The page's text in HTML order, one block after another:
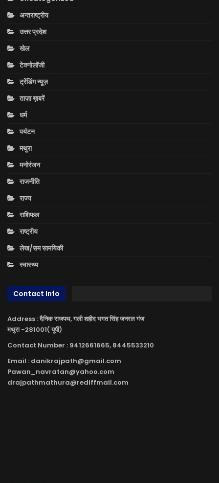
अन्तराष्ट्रीय
उत्तर प्रदेश
खेल
टेक्नोलॉजी
ट्रेंडिंग न्यूज़
ताज़ा ख़बरें
धर्म
पर्यटन
मथुरा
मनोरंजन
राजनीति
राज्य
राशिफल
राष्ट्रीय
लेख/सम सामयिकी
स्वास्थ्य
Contact Info
Address : दैनिक राजपथ, गली शहीद भगत सिंह जनरल गंज
मथुरा -281001( यूपी)
Contact Number : 9412661665, 8445533210
Email : danikrajpath@gmail.com
Pawan_navratan@yahoo.com
drajpathmathura@rediffmail.com